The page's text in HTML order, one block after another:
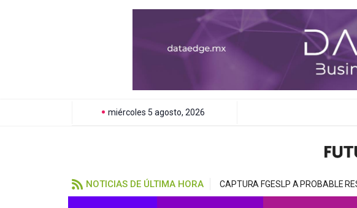
miércoles 5 agosto, 2026
NOTICIAS DE ÚLTIMA HORA CAPTURA FGESLP A PROBABLE